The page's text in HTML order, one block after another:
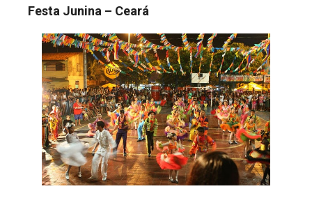
Festa Junina – Ceará